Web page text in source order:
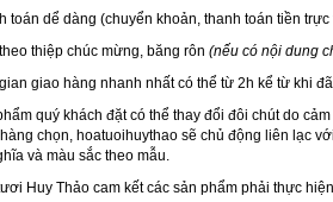
toán dể dàng (chuyển khoản, thanh toán tiền trực
thiệp chúc mừng, băng rôn (nếu có nội dung
giao hàng nhanh nhất có thể từ 2h kể từ khi
quý khách đặt có thể thay đổi đôi chút do
chọn, hoatuoihuythao sẽ chủ động liên lạc
và màu sắc theo mẫu.
Huy Thảo cam kết các sản phẩm phải thực